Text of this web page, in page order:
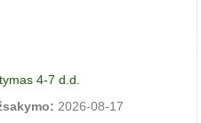
4-7 d.d.
2026-08-17